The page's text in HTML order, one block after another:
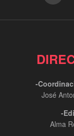
-
José
-
Alma